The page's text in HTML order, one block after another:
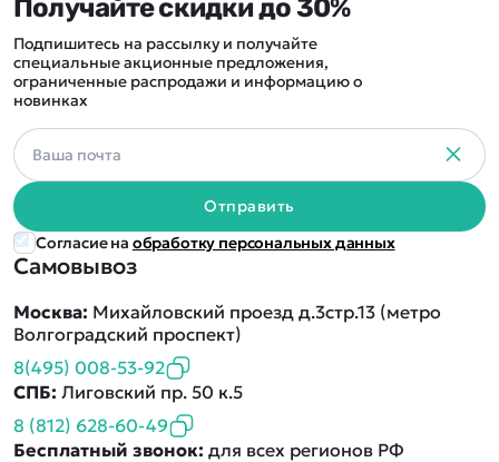
Самовывоз
Москва: Михайловский проезд д.3стр.13 (метро
Волгоградский проспект)
8(495) 008-53-92
СПБ: Лиговский пр. 50 к.5
8 (812) 628-60-49
Бесплатный звонок: для всех регионов РФ
Получайте скидки до 30%
Подпишитесь на рассылку и получайте
специальные акционные предложения,
ограниченные распродажи и информацию о
новинках
Отправить
Согласие на обработку персональных данных